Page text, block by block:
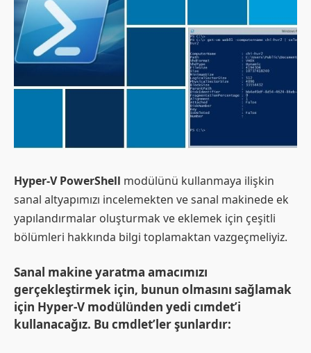
Hyper-V PowerShell modülünü kullanmaya ilişkin
sanal altyapımızı incelemekten ve sanal makinede ek
yapılandırmalar oluşturmak ve eklemek için çeşitli
bölümleri hakkında bilgi toplamaktan vazgeçmeliyiz.
Sanal makine yaratma amacımızı
gerçekleştirmek için, bunun olmasını sağlamak
için Hyper-V modülünden yedi cımdet’i
kullanacağız. Bu cmdlet’ler şunlardır: